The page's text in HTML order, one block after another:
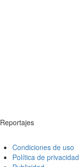
Reportajes
Condiciones de uso
Política de privacidad